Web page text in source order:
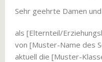
Sehr geehrte Damen
als [Elternteil/
von [Muster-Name des
aktuell die [Muster-